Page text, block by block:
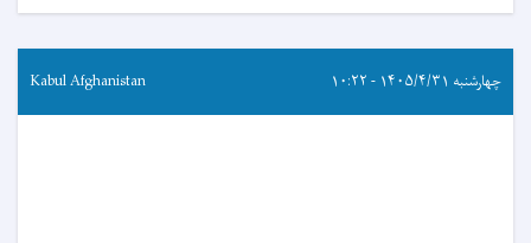
چهارشنبه ۱۴۰۵/۴/۳۱ - ۱۰:۲۲ Kabul Afghanistan